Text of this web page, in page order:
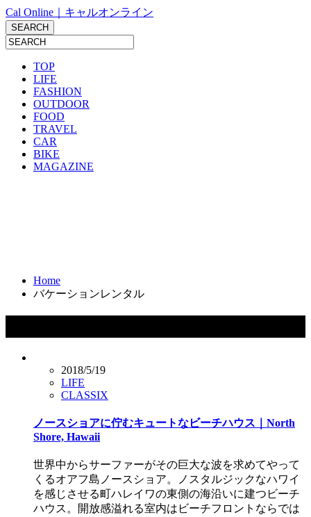
Cal Online｜キャルオンライン
TOP
LIFE
FASHION
OUTDOOR
FOOD
TRAVEL
CAR
BIKE
MAGAZINE
Home
バケーションレンタル
2018/5/19
LIFE
CLASSIX
ノースショアに佇むキュートなビーチハウス｜North
Shore, Hawaii
世界中からサーファーがその巨大な波を求めてやって
くるオアフ島ノースショア。ノスタルジックなハワイ
を感じさせる町ハレイワの東側の海沿いに建つビーチ
ハウス。開放感溢れる室内はビーチフロントならでは